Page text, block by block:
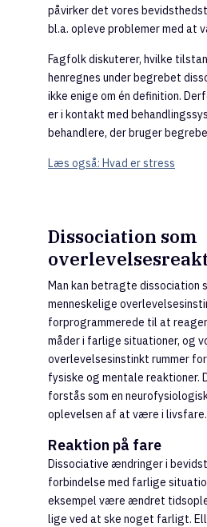
påvirker det vores
bl.a. opleve problemer med at
Fagfolk diskuterer, hvilke
henregnes under begrebet
ikke enige om én definition.
er i kontakt med
behandlere, der bruger
Læs også: Hvad er stress
Dissociation som
Man kan betragte dissociation
menneskelige
forprogrammerede til at
måder i farlige situationer, og
overlevelsesinstinkt rummer
fysiske og mentale reaktioner.
forstås som en
oplevelsen af at være i livsfare.
Reaktion på fare
Dissociative ændringer i
forbindelse med farlige
eksempel være ændret
lige ved at ske noget farligt.